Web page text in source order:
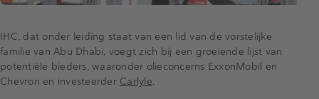
IHC, dat onder leiding staat van een lid van de vorstelijke
familie van Abu Dhabi, voegt zich bij een groeiende lijst van
potentiële bieders, waaronder olieconcerns ExxonMobil en
Chevron en investeerder Carlyle.